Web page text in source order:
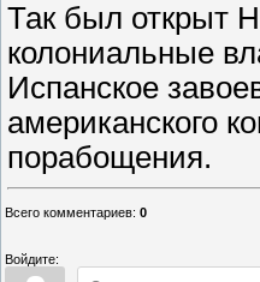
Так был открыт
колониальные
Испанское
американского
порабощения.
Всего комментариев: 0
Войдите: